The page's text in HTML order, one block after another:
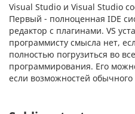
Visual Studio и Visual Studio
Первый - полноценная IDE
редактор с плагинами. VS
программисту смысла нет,
полностью погрузиться во
программирования. Его
если возможностей обычного